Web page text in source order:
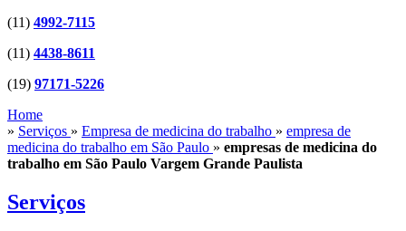
(11) 4992-7115
(11) 4438-8611
(19) 97171-5226
Home
» Serviços » Empresa de medicina do trabalho » empresa de
medicina do trabalho em São Paulo » empresas de medicina do
trabalho em São Paulo Vargem Grande Paulista
Serviços